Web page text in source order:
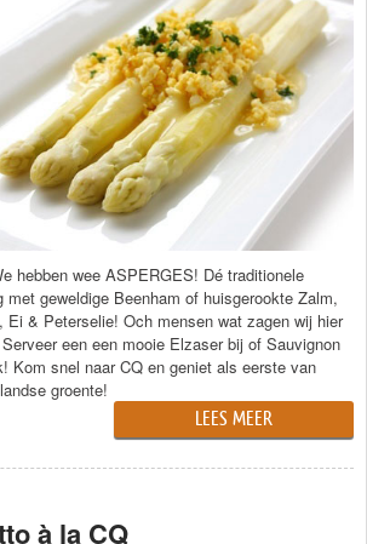
hebben wee ASPERGES! Dé traditionele
met geweldige Beenham of huisgerookte Zalm,
Ei & Peterselie! Och mensen wat zagen wij hier
een een mooie Elzaser bij of Sauvignon
Kom snel naar CQ en geniet als eerste van
groente!
LEES MEER
à la CQ